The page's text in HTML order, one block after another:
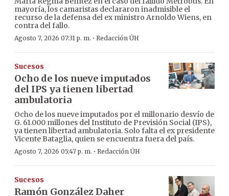
mayoría, los camaristas declararon inadmisible el
recurso de la defensa del ex ministro Arnoldo Wiens, en
contra del fallo.
Agosto 7, 2026 07:31 p. m. · Redacción ÚH
Sucesos
Ocho de los nueve imputados
del IPS ya tienen libertad
ambulatoria
Ocho de los nueve imputados por el millonario desvío de
G. 61.000 millones del Instituto de Previsión Social (IPS),
ya tienen libertad ambulatoria. Solo falta el ex presidente
Vicente Bataglia, quien se encuentra fuera del país.
Agosto 7, 2026 05:47 p. m. · Redacción ÚH
Sucesos
Ramón González Daher